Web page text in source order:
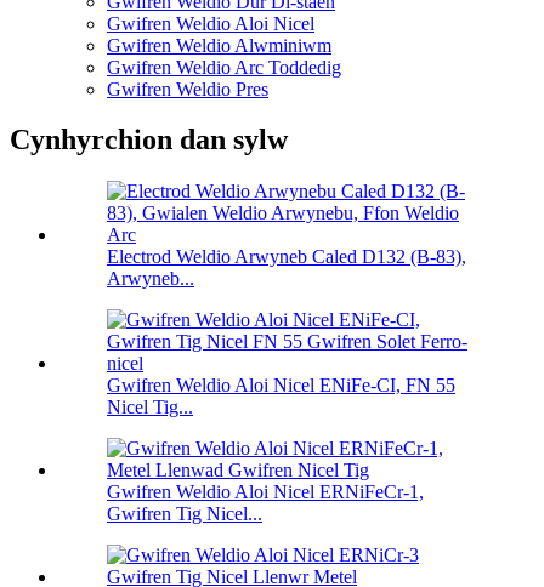
Gwifren Weldio Aloi Nicel
Gwifren Weldio Alwminiwm
Gwifren Weldio Arc Toddedig
Gwifren Weldio Pres
Cynhyrchion dan sylw
Electrod Weldio Arwyneb Caled D132 (B-83),
Arwyneb...
Gwifren Weldio Aloi Nicel ENiFe-CI, FN 55
Nicel Tig...
Gwifren Weldio Aloi Nicel ERNiFeCr-1,
Gwifren Tig Nicel...